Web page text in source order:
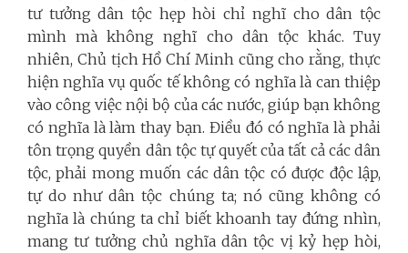
tư tưởng dân tộc hẹp hòi chỉ nghĩ cho dân tộc
mình mà không nghĩ cho dân tộc khác. Tuy
nhiên, Chủ tịchHồ Chí Minh cũngcho rằng, thực
hiện nghĩa vụ quốc tế không có nghĩa là can thiệp
vào công việc nội bộ của các nước, giúp bạn không
có nghĩa là làm thay bạn. Điều đó có nghĩa là phải
tôn trọng quyền dân tộc tự quyết của tất cả các dân
tộc, phải mong muốn các dân tộc có được độc lập,
tự do như dân tộc chúng ta; nó cũng không có
nghĩa là chúng ta chỉ biết khoanh tay đứng nhìn,
mang tư tưởng chủ nghĩa dân tộc vị kỷ hẹp hòi,